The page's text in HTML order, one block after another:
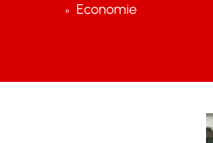
Economie